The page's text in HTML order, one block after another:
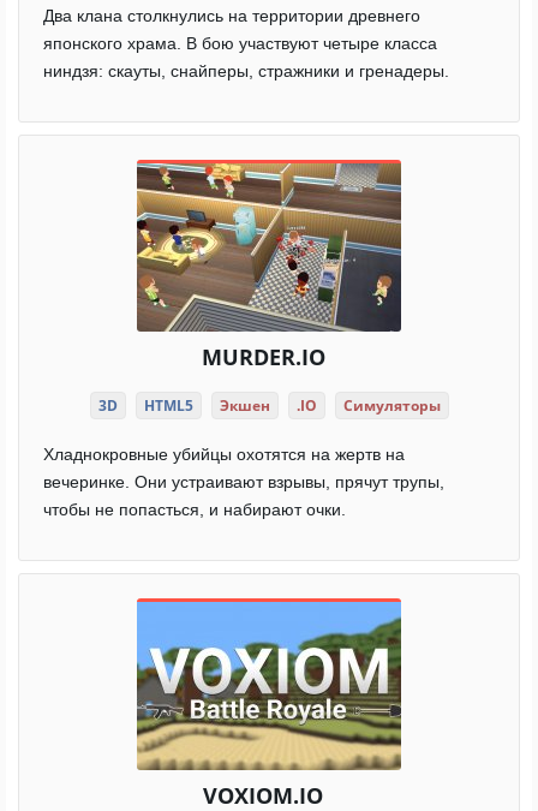
Два клана столкнулись на территории древнего
японского храма. В бою участвуют четыре класса
ниндзя: скауты, снайперы, стражники и гренадеры.
MURDER.IO
3D HTML5 Экшен .IO Симуляторы
Хладнокровные убийцы охотятся на жертв на
вечеринке. Они устраивают взрывы, прячут трупы,
чтобы не попасться, и набирают очки.
VOXIOM.IO